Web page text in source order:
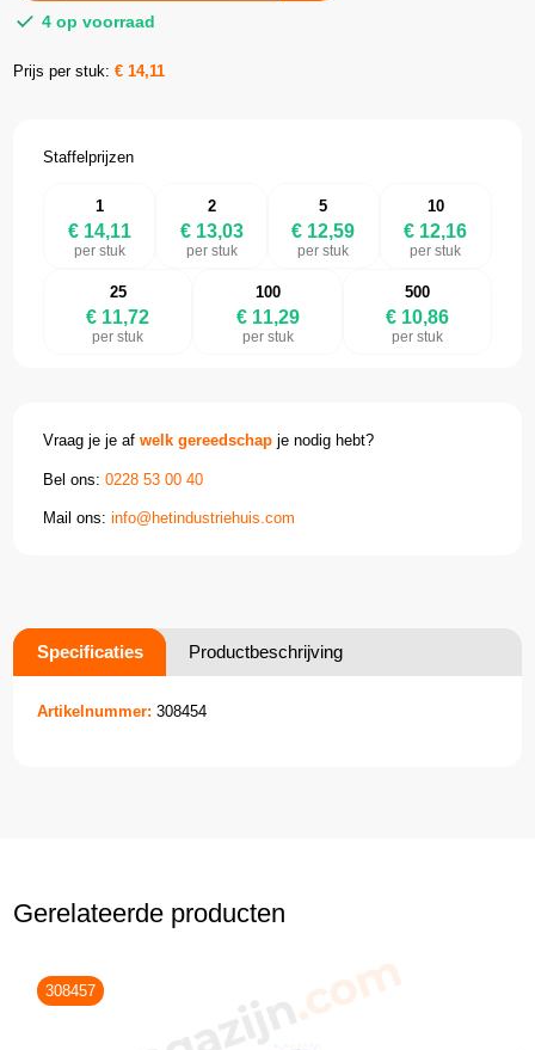
4 op voorraad
Prijs per stuk:€14,11
Staffelprijzen
1
€ 14,11
per stuk
2
€ 13,03
per stuk
5
€ 12,59
per stuk
10
€ 12,16
per stuk
25
€ 11,72
per stuk
100
€ 11,29
per stuk
500
€ 10,86
per stuk
Vraag je je afwelk gereedschap je nodig hebt?
Bel ons:0228 53 00 40
Mail ons:info@hetindustriehuis.com
Specificaties Productbeschrijving
Artikelnummer: 308454
Gerelateerde producten
308457